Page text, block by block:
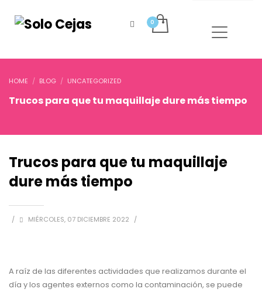
HOME BLOG UNCATEGORIZED
Trucos para que tu maquillaje dure más tiempo
Trucos para que tu maquillaje
dure más tiempo
/ MIÉRCOLES, 07 DICIEMBRE 2022 /
A raíz de las diferentes actividades que realizamos durante el
día y los agentes externos como la contaminación, se puede